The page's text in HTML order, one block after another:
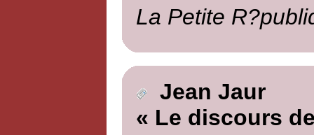
La Petite
Jean Jaur
« Le discours